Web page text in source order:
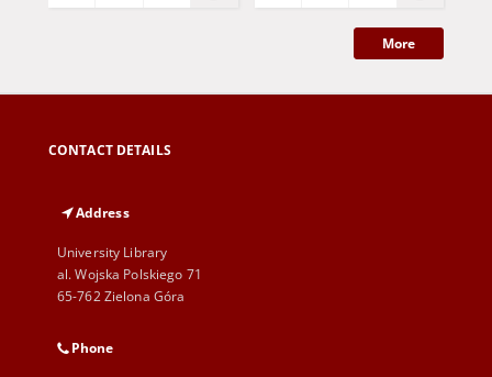
More
CONTACT DETAILS
Address
University Library
al. Wojska Polskiego 71
65-762 Zielona Góra
Phone